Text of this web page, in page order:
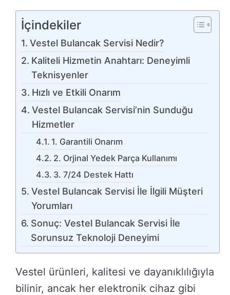
İçindekiler
Vestel Bulancak Servisi Nedir?
Kaliteli Hizmetin Anahtarı: Deneyimli
Teknisyenler
Hızlı ve Etkili Onarım
Vestel Bulancak Servisi’nin Sunduğu
Hizmetler
1. Garantili Onarım
2. Orjinal Yedek Parça Kullanımı
3. 7/24 Destek Hattı
Vestel Bulancak Servisi İle İlgili Müşteri
Yorumları
Sonuç: Vestel Bulancak Servisi İle
Sorunsuz Teknoloji Deneyimi
Vestel ürünleri, kalitesi ve dayanıklılığıyla
bilinir, ancak her elektronik cihaz gibi